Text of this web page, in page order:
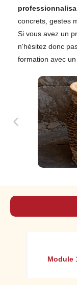
concrets, gestes
Si vous avez un
n'hésitez donc
formation avec
Module